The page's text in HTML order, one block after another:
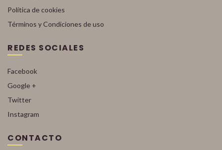
Política de cookies
Términos y Condiciones de uso
REDES SOCIALES
Facebook
Google +
Twitter
Instagram
CONTACTO